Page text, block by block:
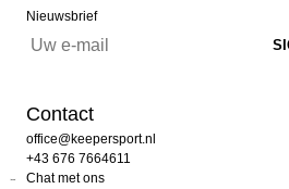
Nieuwsbrief
Contact
office@keepersport.nl
+43 676 7664611
Chat met ons